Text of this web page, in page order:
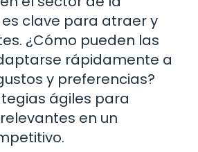
clave para atraer y
¿Cómo pueden las
rápidamente a
y preferencias?
ágiles para
en un